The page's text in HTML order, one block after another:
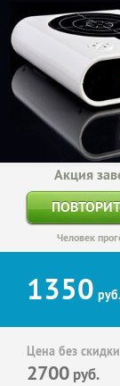
Акция
Человек
1350 руб.
Цена без
2700 руб.